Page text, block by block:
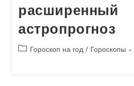
расширенный
астропрогноз
Рубрика
Гороскоп на год / Гороскопы